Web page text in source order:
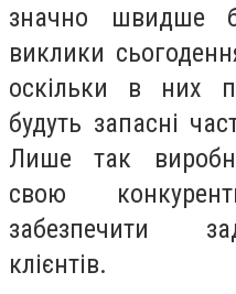
значно швидше
виклики
оскільки в них
будуть запасні
Лише так
свою
забезпечити
клієнтів.